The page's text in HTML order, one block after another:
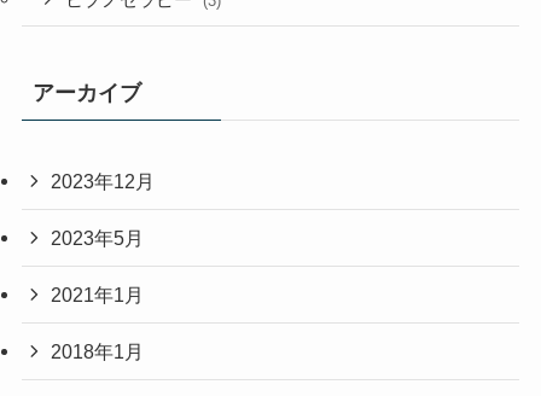
アーカイブ
2023年12月
2023年5月
2021年1月
2018年1月